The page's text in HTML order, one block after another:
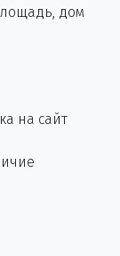
дом
на сайт